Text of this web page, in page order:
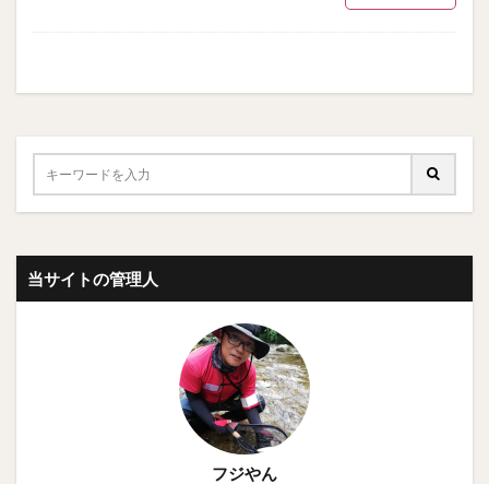
当サイトの管理人
フジやん